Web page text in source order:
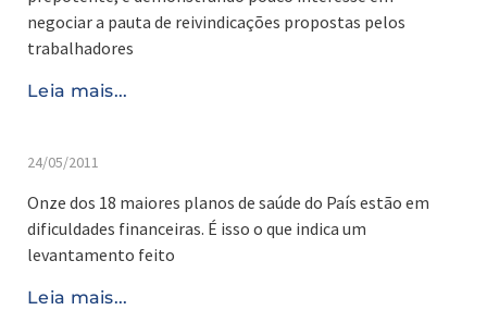
negociar a pauta de reivindicações propostas pelos
trabalhadores
Leia mais...
24/05/2011
Onze dos 18 maiores planos de saúde do País estão em
dificuldades financeiras. É isso o que indica um
levantamento feito
Leia mais...